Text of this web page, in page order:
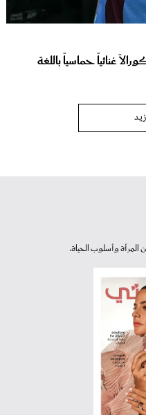
غنائياً حماسياً باللغة
وأسلوب الحياة.